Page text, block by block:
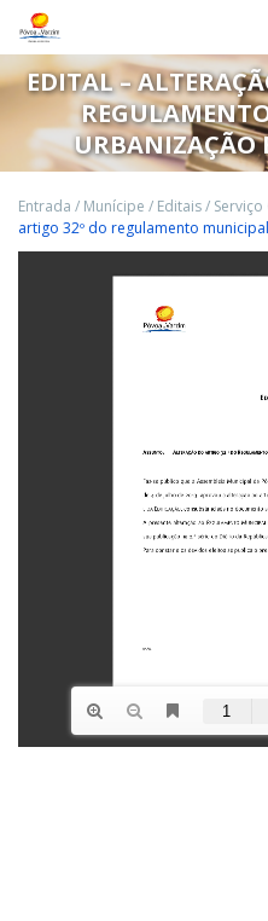
EDITAL –
URBANIZAÇÃO
Entrada / Munícipe / Editais/ Serviço
artigo 32º do regulamento